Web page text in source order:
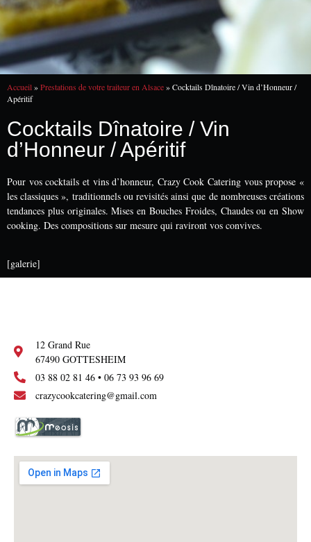
Accueil»Prestations de votre traiteur en Alsace»Cocktails Dînatoire / Vin d’Honneur /
Apéritif
Cocktails Dînatoire / Vin
d’Honneur / Apéritif
Pour vos cocktails et vins d’honneur, Crazy Cook Catering vous propose «
les classiques », traditionnels ou revisités ainsi que de nombreuses créations
tendances plus originales. Mises en Bouches Froides, Chaudes ou en Show
cooking. Des compositions sur mesure qui raviront vos convives.
[galerie]
12 Grand Rue
67490 GOTTESHEIM
03 88 02 81 46 • 06 73 93 96 69
crazycookcatering@gmail.com